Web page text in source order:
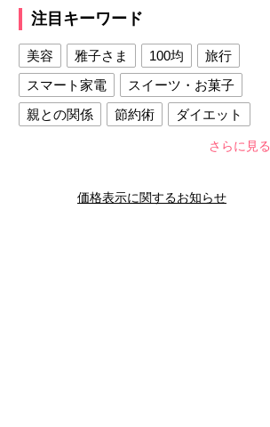
注目キーワード
美容 雅子さま 100均
旅行
スマート家電
スイーツ・お菓子
親との関係
節約術
ダイエット
夫との関係
新津春子 どか食い
さらに見る
価格表示に関するお知らせ